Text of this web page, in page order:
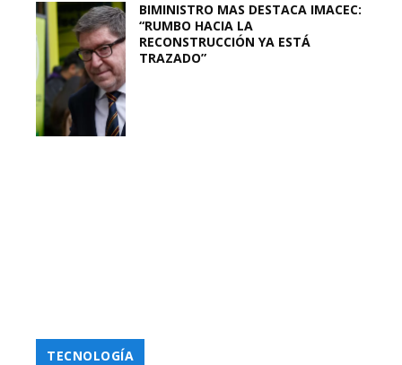
BIMINISTRO MAS DESTACA IMACEC:
“RUMBO HACIA LA
RECONSTRUCCIÓN YA ESTÁ
TRAZADO”
TECNOLOGÍA